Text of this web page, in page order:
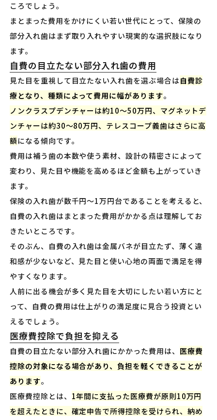
ころでしょう。
まとまった費用をかけにくい若い世代にとって、保険の
部分入れ歯はまず取り入れやすい現実的な選択肢になり
ます。
自費の目立たない部分入れ歯の費用
見た目を重視して目立たない入れ歯を選ぶ場合は自費診
療となり、種類によって費用に幅があります。
ノンクラスプデンチャーは約10〜50万円、マグネットデ
ンチャーは約30〜80万円、テレスコープ義歯はさらに高
額になる傾向です。
費用は補う歯の本数や使う素材、設計の精密さによって
変わり、見た目や機能を高めるほど金額も上がっていき
ます。
保険の入れ歯が数千円〜1万円台であることを考えると、
自費の入れ歯はまとまった費用がかかる点は理解してお
きたいところです。
そのぶん、自費の入れ歯は金属バネが目立たず、薄く違
和感が少ないなど、見た目と使い心地の両面で満足を得
やすくなります。
人前に出る機会が多く見た目を大切にしたい若い方にと
って、自費の費用は仕上がりの満足度に見合う投資とい
えるでしょう。
医療費控除で負担を抑える
自費の目立たない部分入れ歯にかかった費用は、 医療費
控除の対象になる場合があり、負担を軽くできることが
あります。
医療費控除とは、 1年間に支払った医療費が原則10万円
を超えたときに、確定申告で所得控除を受けられ、納め